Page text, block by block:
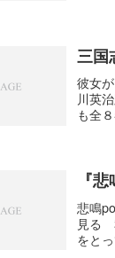
三
彼女
川英
も全
『
悲鳴
見る
をと